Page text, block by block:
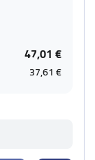
47,01 €
37,61 €